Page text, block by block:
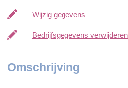
Wijzig gegevens
Bedrijfsgegevens verwijderen
Omschrijving